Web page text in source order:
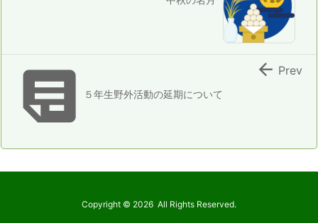
 ５年生野外活動の延期について
 Prev
Copyright © 2026 All Rights Reserved.